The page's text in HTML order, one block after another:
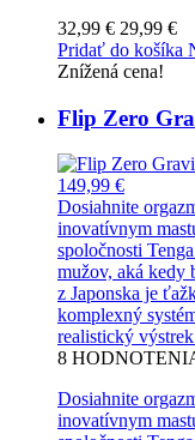
32,99 € 29,99 €
Pridať do košíka
Znížená cena!
Flip Zero
149,99 €
Dosiahnite
inovatívnym
spoločnosti
mužov, aká kedy
z Japonska je
komplexný
realistický
8
Dosiahnite
inovatívnym